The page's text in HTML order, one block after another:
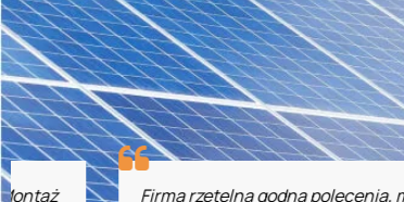
Firma rzetelna godna polecenia, montaż